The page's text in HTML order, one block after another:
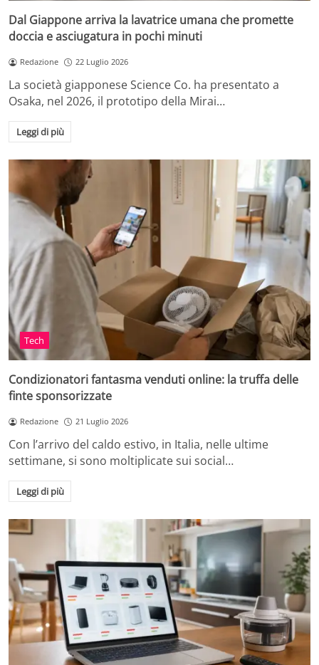
Dal Giappone arriva la lavatrice umana che promette
doccia e asciugatura in pochi minuti
Redazione 22 Luglio 2026
La società giapponese Science Co. ha presentato a
Osaka, nel 2026, il prototipo della Mirai…
Leggi di più
Tech
Condizionatori fantasma venduti online: la truffa delle
finte sponsorizzate
Redazione 21 Luglio 2026
Con l’arrivo del caldo estivo, in Italia, nelle ultime
settimane, si sono moltiplicate sui social…
Leggi di più